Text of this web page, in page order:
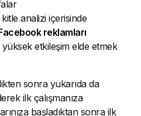
analizi içerisinde
reklamları
etkileşim elde etmek
sonra yukarıda da
ilk çalışmanıza
başladıktan sonra ilk